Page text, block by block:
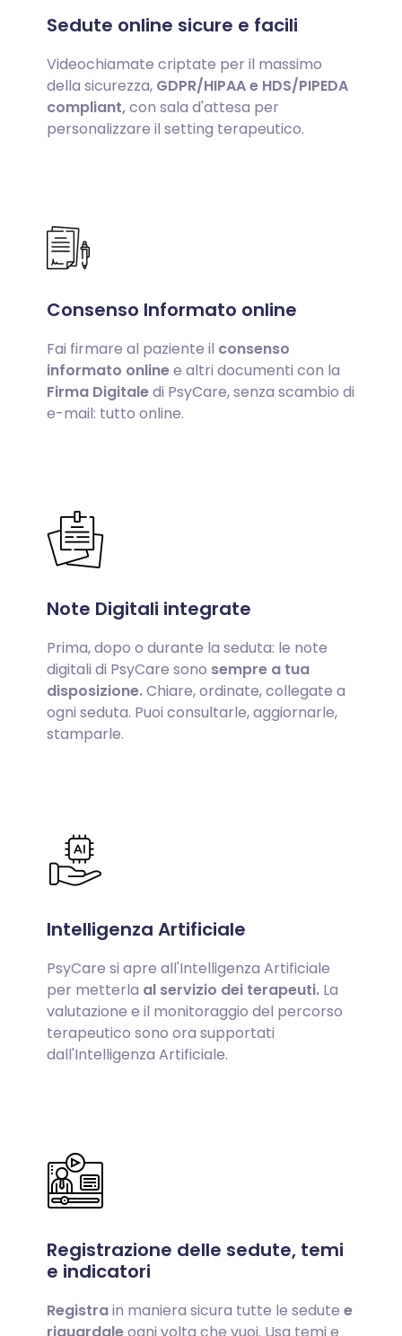
Sedute online sicure e facili
Videochiamate criptate per il massimo
della sicurezza, GDPR/HIPAA e HDS/PIPEDA
compliant,con sala d'attesa per
personalizzare il setting terapeutico.
Consenso Informato online
Fai firmare al paziente il consenso
informato onlinee altri documenti con la
Firma Digitaledi PsyCare, senza scambio di
e-mail: tutto online.
Note Digitali integrate
Prima, dopo o durante la seduta: le note
digitali di PsyCare sono sempre a tua
disposizione.Chiare, ordinate, collegate a
ogni seduta. Puoi consultarle, aggiornarle,
stamparle.
Intelligenza Artificiale
PsyCare si apre all'Intelligenza Artificiale
per metterla al servizio dei terapeuti. La
valutazione e il monitoraggio del percorso
terapeutico sono ora supportati
dall'Intelligenza Artificiale.
Registrazione delle sedute, temi
e indicatori
Registrain maniera sicura tutte le sedute e